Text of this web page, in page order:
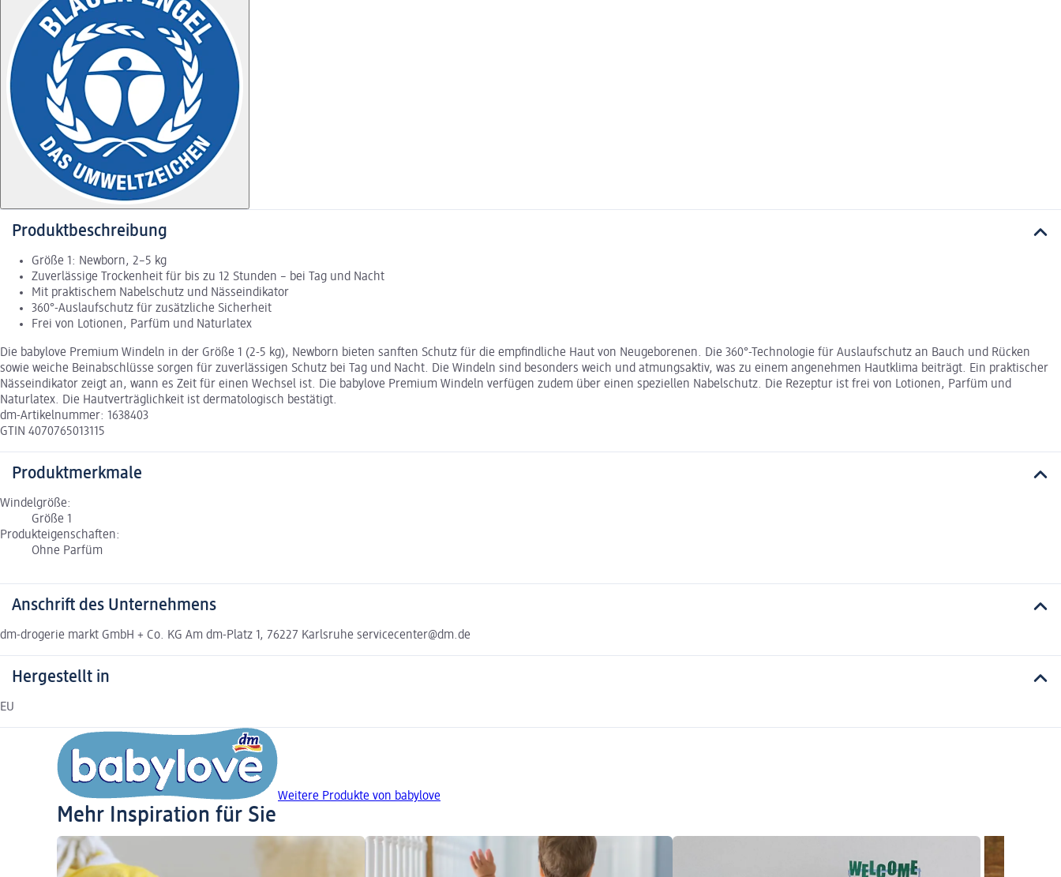
Produktbeschreibung
Größe 1: Newborn, 2–5 kg
Zuverlässige Trockenheit für bis zu 12 Stunden – bei Tag und Nacht
Mit praktischem Nabelschutz und Nässeindikator
360°-Auslaufschutz für zusätzliche Sicherheit
Frei von Lotionen, Parfüm und Naturlatex
Die babylove Premium Windeln in der Größe 1 (2-5 kg), Newborn bieten sanften Schutz für die empfindliche Haut von Neugeborenen. Die 360°-Technologie für Auslaufschutz an Bauch und Rücken
sowie weiche Beinabschlüsse sorgen für zuverlässigen Schutz bei Tag und Nacht. Die Windeln sind besonders weich und atmungsaktiv, was zu einem angenehmen Hautklima beiträgt. Ein praktischer
Nässeindikator zeigt an, wann es Zeit für einen Wechsel ist. Die babylove Premium Windeln verfügen zudem über einen speziellen Nabelschutz. Die Rezeptur ist frei von Lotionen, Parfüm und
Naturlatex. Die Hautverträglichkeit ist dermatologisch bestätigt.
dm-Artikelnummer: 1638403
GTIN 4070765013115
Produktmerkmale
Windelgröße:
Größe 1
Produkteigenschaften:
Ohne Parfüm
Anschrift des Unternehmens
dm-drogerie markt GmbH + Co. KG Am dm-Platz 1, 76227 Karlsruhe servicecenter@dm.de
Hergestellt in
EU
Weitere Produkte von babylove
Mehr Inspiration für Sie